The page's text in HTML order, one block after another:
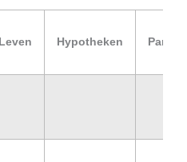
Leven Hypotheken